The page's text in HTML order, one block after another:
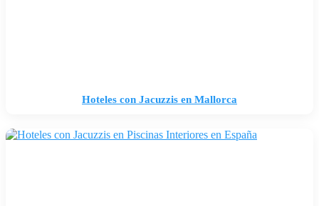
Hoteles con Jacuzzis en Mallorca